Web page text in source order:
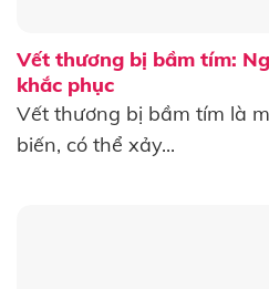
Vết thương bị bầm tím:
khắc phục
Vết thương bị bầm tím là
biến, có thể xảy...